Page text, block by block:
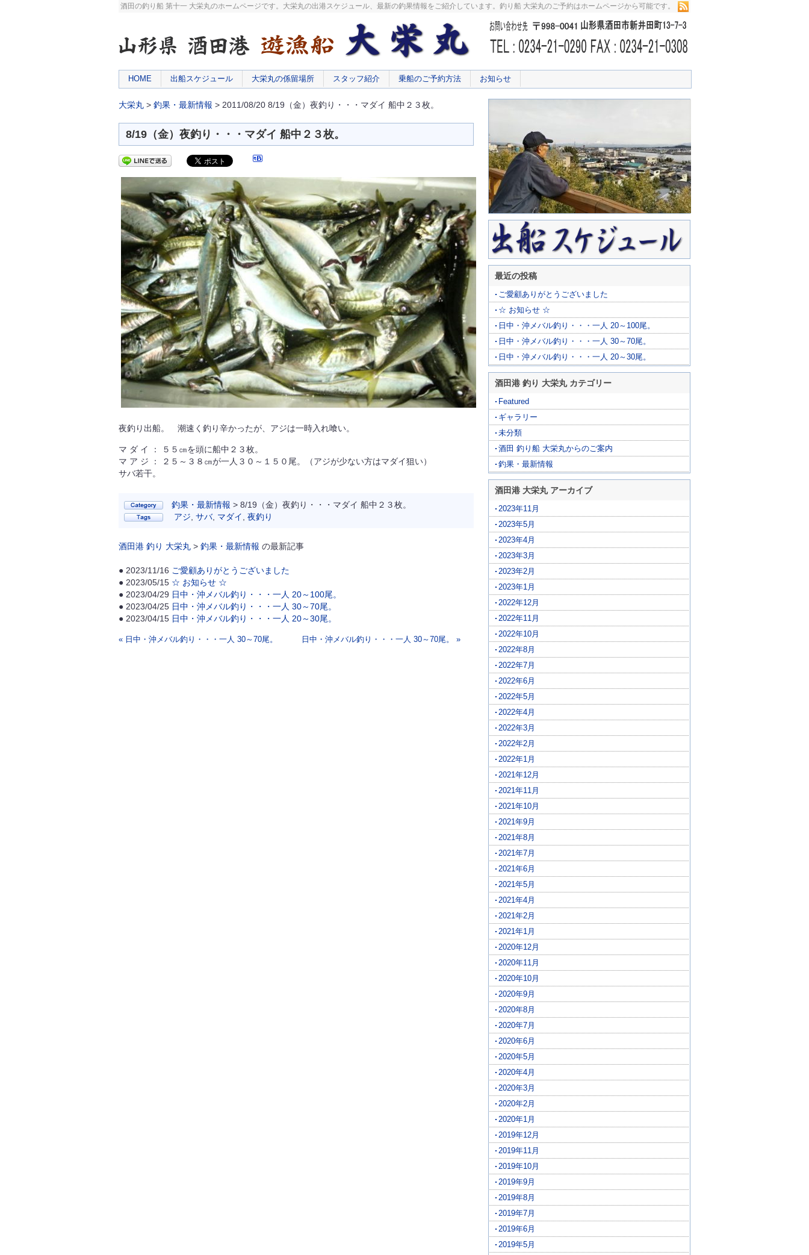
酒田の釣り船 第十一 大栄丸のホームページです。大栄丸の出港スケジュール、最新の釣果情報をご紹介しています。釣り船 大栄丸のご予約はホームページから可能です。
HOME 出船スケジュール 大栄丸の係留場所 スタッフ紹介 乗船のご予約方法 お知らせ
大栄丸 > 釣果・最新情報 > 2011/08/20 8/19（金）夜釣り・・・マダイ 船中２３枚。
8/19（金）夜釣り・・・マダイ 船中２３枚。
夜釣り出船。 潮速く釣り辛かったが、アジは一時入れ喰い。
マ ダ イ ： ５５㎝を頭に船中２３枚。
マ ア ジ ： ２５～３８㎝が一人３０～１５０尾。（アジが少ない方はマダイ狙い）
サバ若干。
釣果・最新情報 > 8/19（金）夜釣り・・・マダイ 船中２３枚。
アジ サバ, マダイ 夜釣り
酒田港 釣り 大栄丸 > 釣果・最新情報 の最新記事
● 2023/11/16 ご愛顧ありがとうございました
● 2023/05/15 ☆ お知らせ ☆
● 2023/04/29 日中・沖メバル釣り・・・一人 20～100尾。
● 2023/04/25 日中・沖メバル釣り・・・一人 30～70尾。
● 2023/04/15 日中・沖メバル釣り・・・一人 20～30尾。
« 日中・沖メバル釣り・・・一人 30～70尾。 日中・沖メバル釣り・・・一人 30～70尾。 »
最近の投稿
ご愛顧ありがとうございました
☆ お知らせ ☆
日中・沖メバル釣り・・・一人 20～100尾。
日中・沖メバル釣り・・・一人 30～70尾。
日中・沖メバル釣り・・・一人 20～30尾。
酒田港 釣り 大栄丸 カテゴリー
Featured
ギャラリー
未分類
酒田 釣り船 大栄丸からのご案内
釣果・最新情報
酒田港 大栄丸 アーカイブ
2023年11月
2023年5月
2023年4月
2023年3月
2023年2月
2023年1月
2022年12月
2022年11月
2022年10月
2022年8月
2022年7月
2022年6月
2022年5月
2022年4月
2022年3月
2022年2月
2022年1月
2021年12月
2021年11月
2021年10月
2021年9月
2021年8月
2021年7月
2021年6月
2021年5月
2021年4月
2021年2月
2021年1月
2020年12月
2020年11月
2020年10月
2020年9月
2020年8月
2020年7月
2020年6月
2020年5月
2020年4月
2020年3月
2020年2月
2020年1月
2019年12月
2019年11月
2019年10月
2019年9月
2019年8月
2019年7月
2019年6月
2019年5月